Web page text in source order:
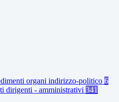
organi indirizzo-politico 6
dirigenti - amministrativi 341